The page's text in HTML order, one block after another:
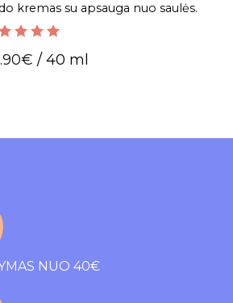
kremas su apsauga nuo saulės.
out of 5
€ / 40 ml
NUO 40€